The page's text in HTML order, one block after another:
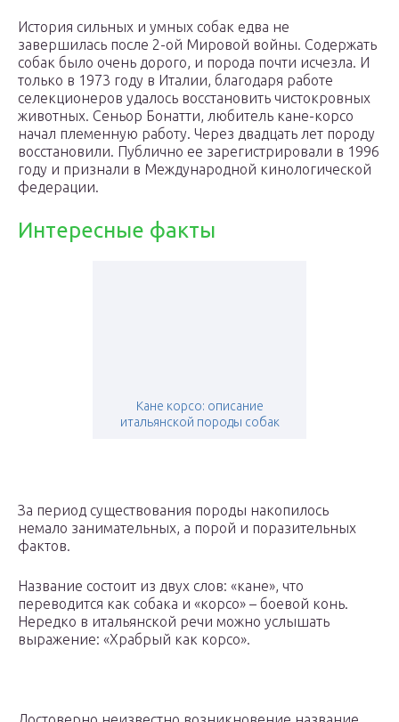
История сильных и умных собак едва не
завершилась после 2-ой Мировой войны. Содержать
собак было очень дорого, и порода почти исчезла. И
только в 1973 году в Италии, благодаря работе
селекционеров удалось восстановить чистокровных
животных. Сеньор Бонатти, любитель кане-корсо
начал племенную работу. Через двадцать лет породу
восстановили. Публично ее зарегистрировали в 1996
году и признали в Международной кинологической
федерации.
Интересные факты
Кане корсо: описание
итальянской породы собак
За период существования породы накопилось
немало занимательных, а порой и поразительных
фактов.
Название состоит из двух слов: «кане», что
переводится как собака и «корсо» – боевой конь.
Нередко в итальянской речи можно услышать
выражение: «Храбрый как корсо».